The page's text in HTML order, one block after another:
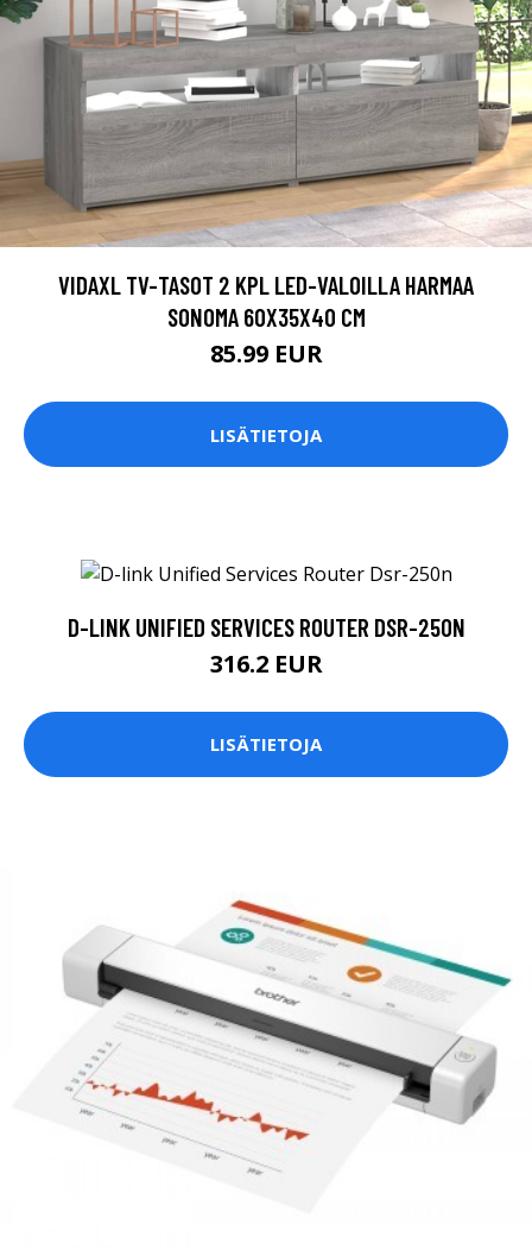
VIDAXL TV-TASOT 2 KPL LED-VALOILLA HARMAA
SONOMA 60X35X40 CM
85.99 EUR
LISÄTIETOJA
D-LINK UNIFIED SERVICES ROUTER DSR-250N
316.2 EUR
LISÄTIETOJA